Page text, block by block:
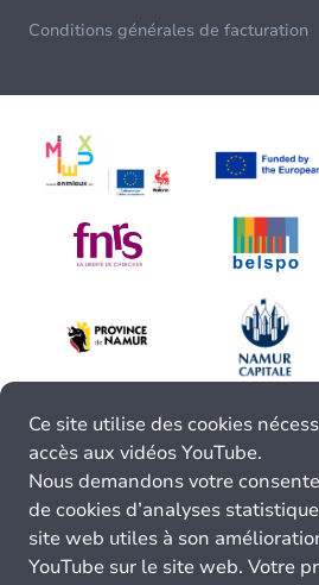
Conditions générales de facturation
Ce site utilise des cookies
accès aux vidéos YouTube.
Nous demandons votre
de cookies d’analyses
site web utiles à son
YouTube sur le site web. Votre